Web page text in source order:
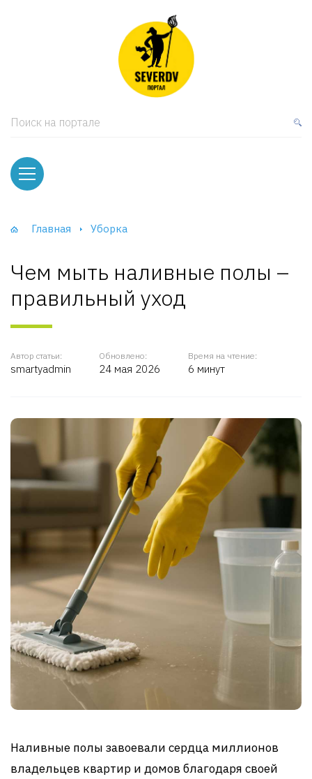
Поиск на портале
Главная Уборка
Чем мыть наливные полы –
правильный уход
Автор статьи:
smartyadmin
Обновлено:
24 мая 2026
Время на чтение:
6 минут
Наливные полы завоевали сердца миллионов
владельцев квартир и домов благодаря своей
и тумбы